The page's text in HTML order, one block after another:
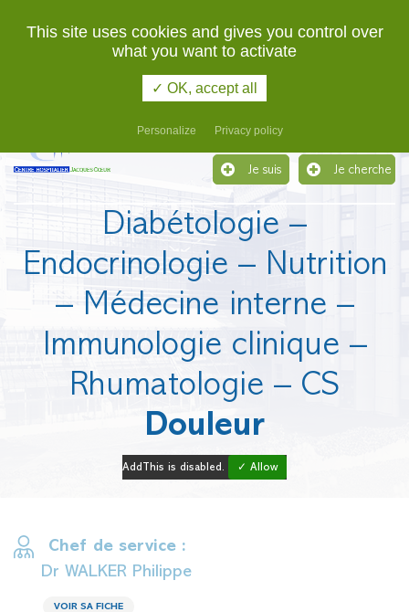
Etablissement support du Groupement Hospitalier de
Territoire du Cher
Je suis Je cherche
Diabétologie –
Endocrinologie – Nutrition
– Médecine interne –
Immunologie clinique –
Rhumatologie – CS
Douleur
AddThis is disabled. ✓ Allow
Chef de service :
Dr WALKER Philippe
VOIR SA FICHE
This site uses cookies and gives you control over
what you want to activate
✓ OK, accept all
Personalize Privacy policy